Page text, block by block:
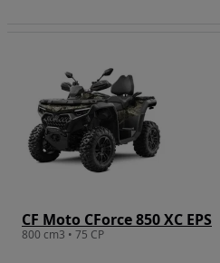
CF Moto CForce 850 XC EPS
800 cm3 • 75 CP